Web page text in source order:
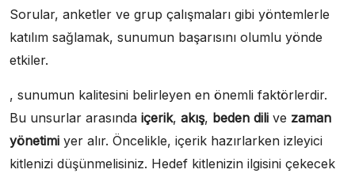
Sorular, anketler ve grup çalışmaları gibi yöntemlerle
katılım sağlamak, sunumun başarısını olumlu yönde
etkiler.
, sunumun kalitesini belirleyen en önemli faktörlerdir.
Bu unsurlar arasında içerik, akış, beden dili ve zaman
yönetimi yer alır. Öncelikle, içerik hazırlarken izleyici
kitlenizi düşünmelisiniz. Hedef kitlenizin ilgisini çekecek